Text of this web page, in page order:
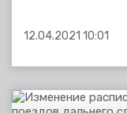
12.04.2021 10:01